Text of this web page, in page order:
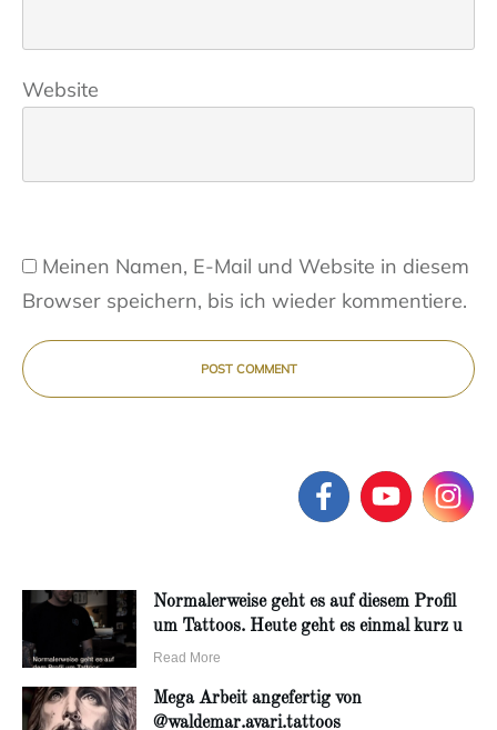
Website
Meinen Namen, E-Mail und Website in diesem
Browser speichern, bis ich wieder kommentiere.
POST COMMENT
Normalerweise geht es auf diesem Profil
um Tattoos. Heute geht es einmal kurz u
Read More
Mega Arbeit angefertig von
@waldemar.avari.tattoos